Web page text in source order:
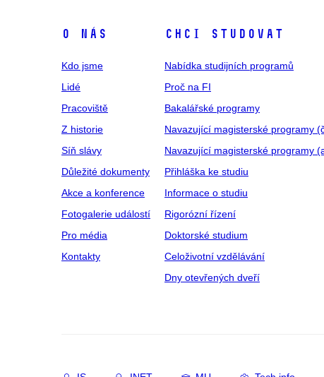
O NÁS
Kdo jsme
Lidé
Pracoviště
Z historie
Síň slávy
Důležité dokumenty
Akce a konference
Fotogalerie událostí
Pro média
Kontakty
CHCI STUDOVAT
Nabídka studijních programů
Proč na FI
Bakalářské programy
Navazující magisterské programy
Navazující magisterské programy
Přihláška ke studiu
Informace o studiu
Rigorózní řízení
Doktorské studium
Celoživotní vzdělávání
Dny otevřených dveří